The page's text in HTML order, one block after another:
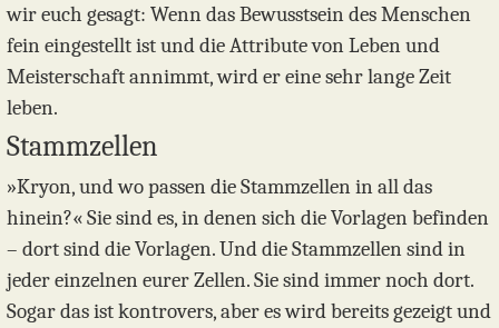
wir euch gesagt: Wenn das Bewusstsein des Menschen
fein eingestellt ist und die Attribute von Leben und
Meisterschaft annimmt, wird er eine sehr lange Zeit
leben.
Stammzellen
»Kryon, und wo passen die Stammzellen in all das
hinein?« Sie sind es, in denen sich die Vorlagen befinden
– dort sind die Vorlagen. Und die Stammzellen sind in
jeder einzelnen eurer Zellen. Sie sind immer noch dort.
Sogar das ist kontrovers, aber es wird bereits gezeigt und